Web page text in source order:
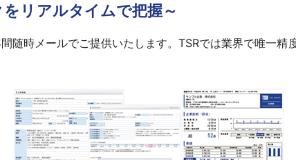
リアルタイムで把握～
随時メールでご提供いたします。TSRでは業界で唯一